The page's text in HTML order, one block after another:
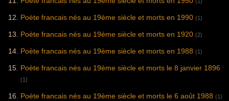
Poète francais nés au 19ème siècle et morts en 1990 (1)
Poète francais nés au 19ème siècle et morts en 1920 (2)
Poète francais nés au 19ème siècle et morts en 1988 (1)
Poète francais nés au 19ème siècle et morts le 8 janvier 1896
(1)
Poète francais nés au 19ème siècle et morts le 6 août 1988 (1)